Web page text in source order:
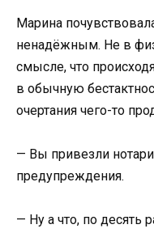
Марина
ненадёжным. Не в
смысле, что
в обычную
очертания чего-то
— Вы привезли
предупреждения.
— Ну а что, по десять